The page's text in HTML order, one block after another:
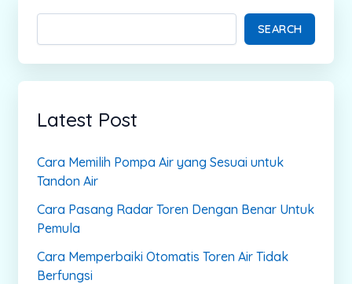
SEARCH
Latest Post
Cara Memilih Pompa Air yang Sesuai untuk
Tandon Air
Cara Pasang Radar Toren Dengan Benar Untuk
Pemula
Cara Memperbaiki Otomatis Toren Air Tidak
Berfungsi